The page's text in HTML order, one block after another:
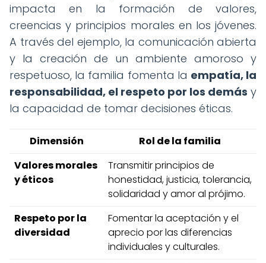
impacta en la formación de valores,
creencias y principios morales en los jóvenes.
A través del ejemplo, la comunicación abierta
y la creación de un ambiente amoroso y
respetuoso, la familia fomenta la empatía, la
responsabilidad, el respeto por los demás y
la capacidad de tomar decisiones éticas.
Dimensión
Rol de la familia
Valores morales
y éticos
Transmitir principios de
honestidad, justicia, tolerancia,
solidaridad y amor al prójimo.
Respeto por la
diversidad
Fomentar la aceptación y el
aprecio por las diferencias
individuales y culturales.